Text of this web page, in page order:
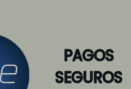
PAGOS
SEGUROS